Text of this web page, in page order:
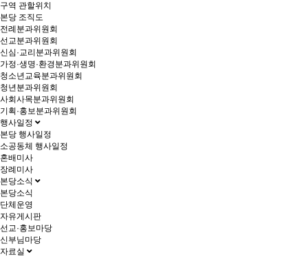
구역 관할위치
본당 조직도
전례분과위원회
선교분과위원회
신심·교리분과위원회
가정·생명·환경분과위원회
청소년교육분과위원회
청년분과위원회
사회사목분과위원회
기획·홍보분과위원회
행사일정
본당 행사일정
소공동체 행사일정
혼배미사
장례미사
본당소식
본당소식
단체운영
자유게시판
선교·홍보마당
신부님마당
자료실